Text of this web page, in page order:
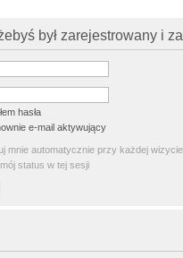
był zarejestrowany i
hasła
e-mail aktywujący
mnie automatycznie przy każdej wizycie
status w tej sesji